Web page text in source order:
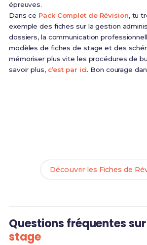
épreuves.
Dans ce Pack Complet de Révision, tu
exemple des fiches sur la gestion
dossiers, la communication
modèles de fiches de stage et des
mémoriser plus vite les procédures de
savoir plus, c’est par ici. Bon courage
Découvrir les Fiches de
Questions fréquentes sur
stage